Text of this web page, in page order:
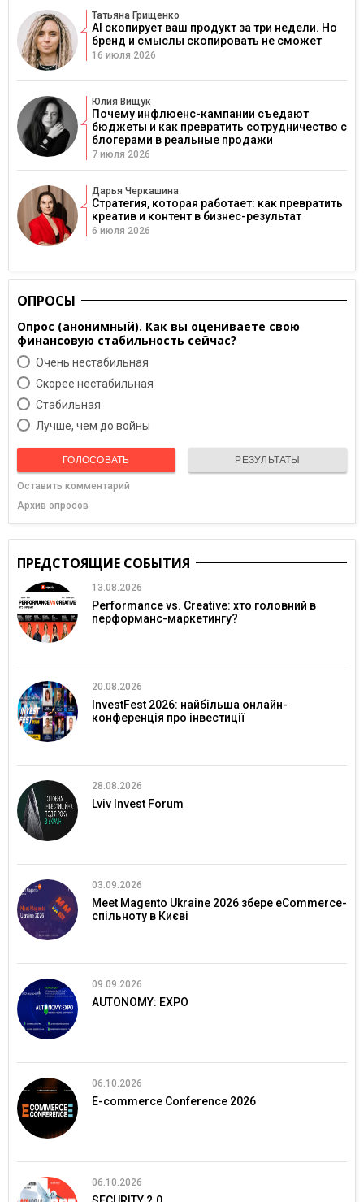
Татьяна Грищенко
AI скопирует ваш продукт за три недели. Но
бренд и смыслы скопировать не сможет
16 июля 2026
Юлия Вищук
Почему инфлюенс-кампании съедают
бюджеты и как превратить сотрудничество с
блогерами в реальные продажи
7 июля 2026
Дарья Черкашина
Стратегия, которая работает: как превратить
креатив и контент в бизнес-результат
6 июля 2026
ОПРОСЫ
Опрос (анонимный). Как вы оцениваете свою
финансовую стабильность сейчас?
Очень нестабильная
Скорее нестабильная
Cтабильная
Лучше, чем до войны
ГОЛОСОВАТЬ РЕЗУЛЬТАТЫ
Оставить комментарий
Архив опросов
ПРЕДСТОЯЩИЕ СОБЫТИЯ
13.08.2026
Performance vs. Creative: хто головний в
перформанс-маркетингу?
20.08.2026
InvestFest 2026: найбільша онлайн-
конференція про інвестиції
28.08.2026
Lviv Invest Forum
03.09.2026
Meet Magento Ukraine 2026 збере eCommerce-
спільноту в Києві
09.09.2026
AUTONOMY: EXPO
06.10.2026
E-commerce Conference 2026
06.10.2026